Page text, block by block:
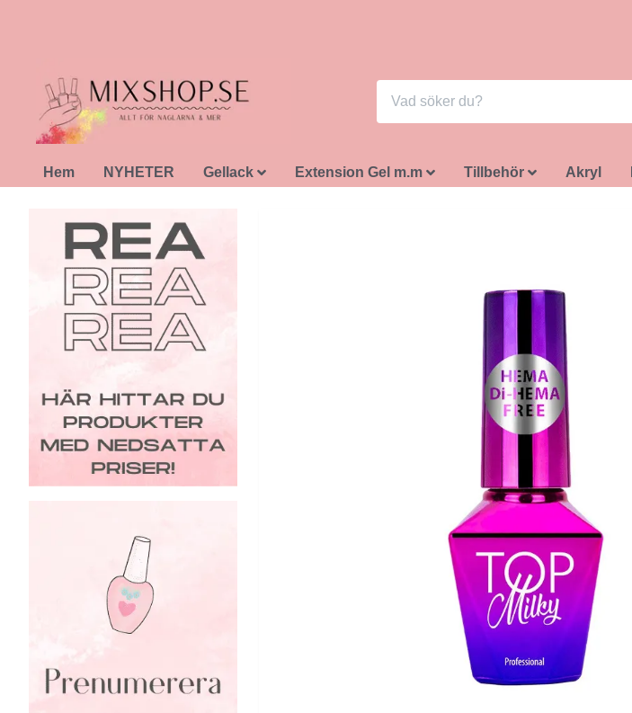
Hem NYHETER Gellack Extension Gel m.m Tillbehör Akryl